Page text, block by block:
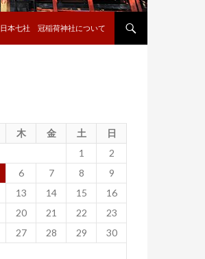
日本七社 冠稲荷神社について
木 金 土
日
1
2
6 7 8
9
13 14 15
16
20 21 22
23
27 28 29
30